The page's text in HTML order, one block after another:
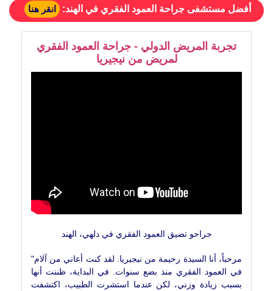
أفضل مستشفى جراحة العمود الفقري في الهند: انقر هنا
تجربة المريض الدولي - جراحة العمود الفقري
لمريض من نيجيريا
جراحو تضيق العمود الفقري في دلهي، الهند
"مرحباً، أنا السيدة رحيمة من نيجيريا. لقد كنت أعاني من آلام
في العمود الفقري منذ بضع سنوات. في البداية، ظننت أنها
بسبب زيادة وزني، لكن عندما استشرت الطبيب، اكتشفت